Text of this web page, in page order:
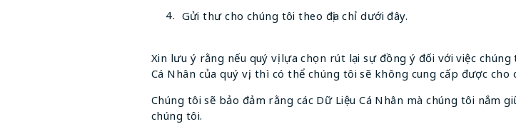
Gửi thư cho chúng tôi theo địa chỉ dưới đây.
Xin lưu ý rằng nếu quý vị lựa chọn rút lại sự đồng ý đối với việc
Cá Nhân của quý vị, thì có thể chúng tôi sẽ không cung cấp được cho
Chúng tôi sẽ bảo đảm rằng các Dữ Liệu Cá Nhân mà chúng tôi nắm
chúng tôi.